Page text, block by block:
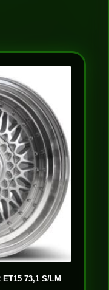
ET15 73,1 S/LM